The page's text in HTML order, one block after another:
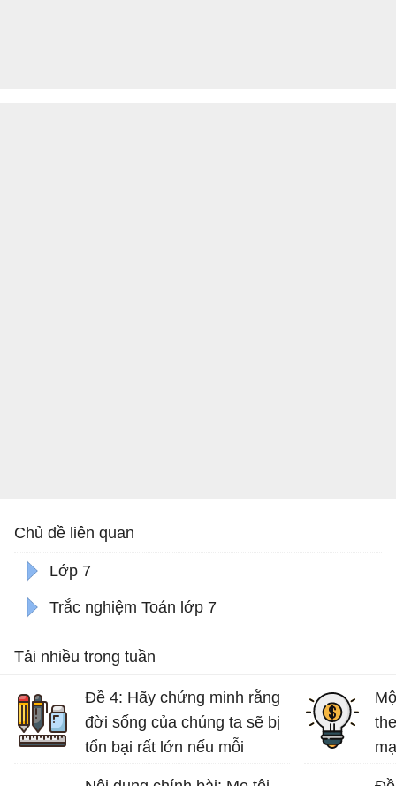
Chủ đề liên quan
Lớp 7
Trắc nghiệm Toán lớp 7
Tải nhiều trong tuần
Đề 4: Hãy chứng minh rằng
đời sống của chúng ta sẽ bị
tổn bại rất lớn nếu mỗi